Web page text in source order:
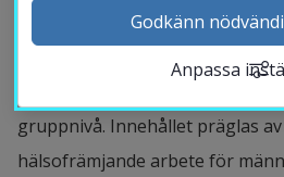
hälsopedagogiskt arbete och
tillämpa dessa kunskaper
gruppnivå. Innehållet präglas
hälsofrämjande arbete för
Kontakta och besök
Kalender
Sök personal
Godkänn
Anpassa